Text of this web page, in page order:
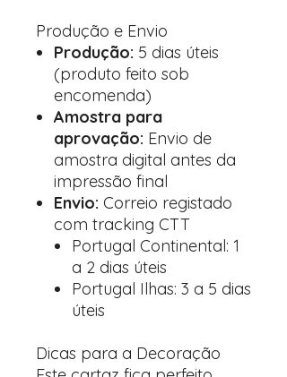
Produção e Envio
Produção: 5 dias úteis
(produto feito sob
encomenda)
Amostra para
aprovação: Envio de
amostra digital antes da
impressão final
Envio: Correio registado
com tracking CTT
Portugal Continental: 1
a 2 dias úteis
Portugal Ilhas: 3 a 5 dias
úteis
Dicas para a Decoração